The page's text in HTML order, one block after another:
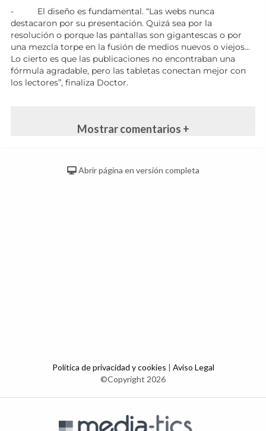
- El diseño es fundamental. “Las webs nunca
destacaron por su presentación. Quizá sea por la
resolución o porque las pantallas son gigantescas o por
una mezcla torpe en la fusión de medios nuevos o viejos…
Lo cierto es que las publicaciones no encontraban una
fórmula agradable, pero las tabletas conectan mejor con
los lectores”, finaliza Doctor.
Mostrar comentarios +
Abrir página en versión completa
Política de privacidad y cookies | Aviso Legal
©Copyright 2026